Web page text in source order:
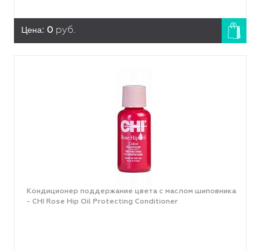
Цена: 0 руб.
Кондиционер поддержание цвета с маслом шиповника
- CHI Rose Hip Oil Protecting Conditioner